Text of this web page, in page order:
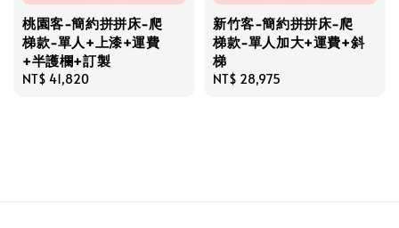
桃園客-簡約拼拼床-爬
梯款-單人+上漆+運費
+半護欄+訂製
Regular
NT$ 41,820
新竹客-簡約拼拼床-爬
梯款-單人加大+運費+斜
梯
Regular
NT$ 28,975